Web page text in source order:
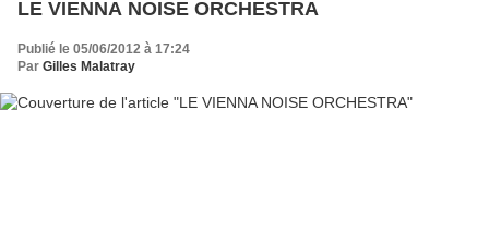
LE VIENNA NOISE ORCHESTRA
Publié le 05/06/2012 à 17:24
Par Gilles Malatray